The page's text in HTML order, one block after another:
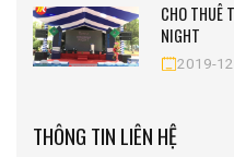
CHO THUÊ
NIGHT
2019-
THÔNG TIN LIÊN HỆ